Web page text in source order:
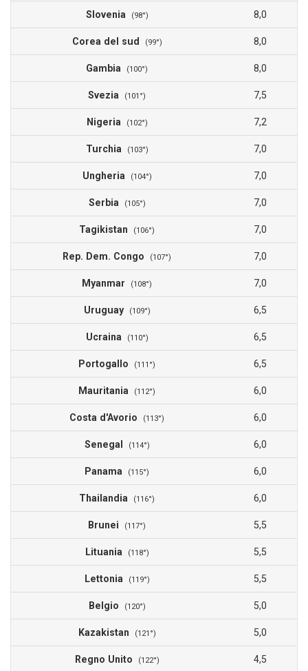
Slovenia (98°) 8,0
Corea del sud (99°) 8,0
Gambia (100°) 8,0
Svezia (101°) 7,5
Nigeria (102°) 7,2
Turchia (103°) 7,0
Ungheria (104°) 7,0
Serbia (105°) 7,0
Tagikistan (106°) 7,0
Rep. Dem. Congo (107°) 7,0
Myanmar (108°) 7,0
Uruguay (109°) 6,5
Ucraina (110°) 6,5
Portogallo (111°) 6,5
Mauritania (112°) 6,0
Costa d'Avorio (113°) 6,0
Senegal (114°) 6,0
Panama (115°) 6,0
Thailandia (116°) 6,0
Brunei (117°) 5,5
Lituania (118°) 5,5
Lettonia (119°) 5,5
Belgio (120°) 5,0
Kazakistan (121°) 5,0
Regno Unito (122°) 4,5